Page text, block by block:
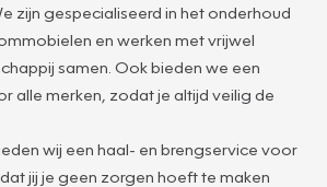
zijn gespecialiseerd in het onderhoud
en werken met vrijwel
samen. Ook bieden we een
alle merken, zodat je altijd veilig de
wij een haal- en brengservice voor
jij je geen zorgen hoeft te maken